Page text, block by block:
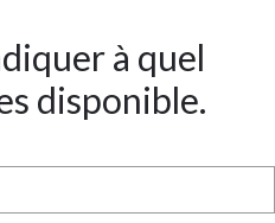
à quel
disponible.